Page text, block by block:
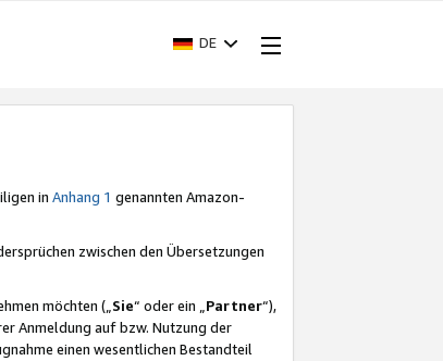
DE
in Anhang 1 genannten Amazon-
zwischen den Übersetzungen
möchten („Sie“ oder ein „Partner“),
Anmeldung auf bzw. Nutzung der
einen wesentlichen Bestandteil